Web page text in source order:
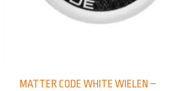
MATTER CODE WHITE WIELEN –